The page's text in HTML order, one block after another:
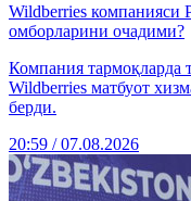
Wildberries компанияси
омборларини очадими?
Компания тармоқларда
Wildberries матбуот
берди.
20:59 / 07.08.2026